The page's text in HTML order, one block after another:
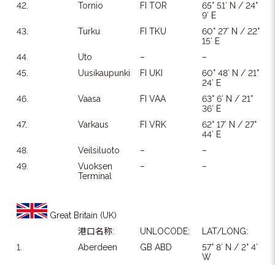
42.
Tornio FI TOR
65° 51′ N / 24°
9′ E
43.
Turku FI TKU
60° 27′ N / 22°
15′ E
44.
Uto –
–
45.
Uusikaupunki FI UKI
60° 48′ N / 21°
24′ E
46.
Vaasa FI VAA
63° 6′ N / 21°
36′ E
47.
Varkaus FI VRK
62° 17′ N / 27°
44′ E
48.
Veilsiluoto –
–
49.
Vuoksen
Terminal
– –
Great Britain (UK)
港口名称:
UNLOCODE:
LAT/LONG:
1.
Aberdeen GB ABD
57° 8′ N / 2° 4′
W